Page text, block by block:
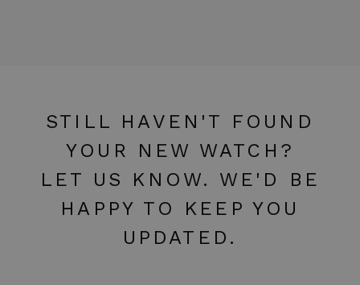
STILL HAVEN'T FOUND
YOUR NEW WATCH?
LET US KNOW. WE'D BE
HAPPY TO KEEP YOU
UPDATED.